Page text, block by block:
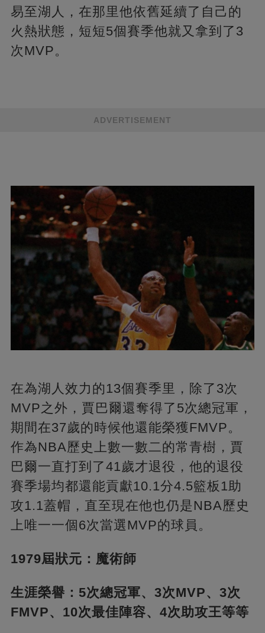
易至湖人，在那里他依舊延續了自己的
火熱狀態，短短5個賽季他就又拿到了3
次MVP。
ADVERTISEMENT
在為湖人效力的13個賽季里，除了3次
MVP之外，賈巴爾還奪得了5次總冠軍，
期間在37歲的時候他還能榮獲FMVP。
作為NBA歷史上數一數二的常青樹，賈
巴爾一直打到了41歲才退役，他的退役
賽季場均都還能貢獻10.1分4.5籃板1助
攻1.1蓋帽，直至現在他也仍是NBA歷史
上唯一一個6次當選MVP的球員。
1979屆狀元：魔術師
生涯榮譽：5次總冠軍、3次MVP、3次
FMVP、10次最佳陣容、4次助攻王等等